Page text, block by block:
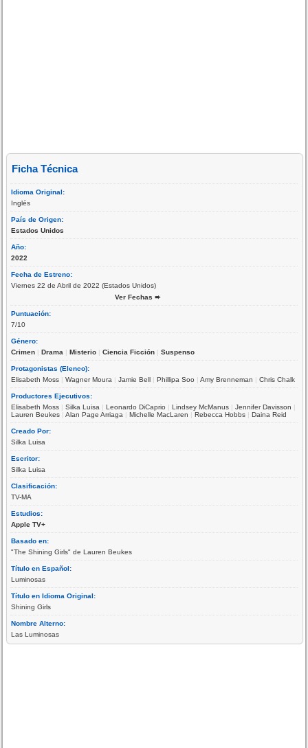
Ficha Técnica
Idioma Original:
Inglés
País de Origen:
Estados Unidos
Año:
2022
Fecha de Estreno:
Viernes 22 de Abril de 2022 (Estados Unidos)
Ver Fechas ➨
Puntuación:
7/10
Género:
Crimen |Drama |Misterio |Ciencia Ficción |Suspenso
Protagonistas (Elenco):
Elisabeth Moss |Wagner Moura |Jamie Bell |Phillipa Soo |Amy Brenneman |Chris Chalk
Productores Ejecutivos:
Elisabeth Moss |Silka Luisa |Leonardo DiCaprio |Lindsey McManus |Jennifer Davisson |
Lauren Beukes |Alan Page Arriaga |Michelle MacLaren |Rebecca Hobbs |Daina Reid
Creado Por:
Silka Luisa
Escritor:
Silka Luisa
Clasificación:
TV-MA
Estudios:
Apple TV+
Basado en:
"The Shining Girls" de Lauren Beukes
Título en Español:
Luminosas
Título en Idioma Original:
Shining Girls
Nombre Alterno:
Las Luminosas